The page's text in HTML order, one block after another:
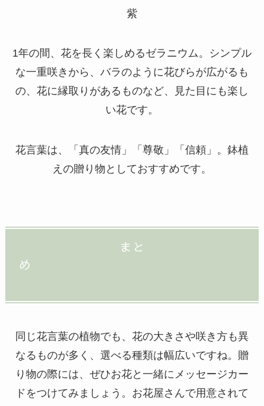
紫
1年の間、花を長く楽しめるゼラニウム。シンプル
な一重咲きから、バラのように花びらが広がるも
の、花に縁取りがあるものなど、見た目にも楽し
い花です。
花言葉は、「真の友情」「尊敬」「信頼」。鉢植
えの贈り物としておすすめです。
まと
め
同じ花言葉の植物でも、花の大きさや咲き方も異
なるものが多く、選べる種類は幅広いですね。贈
り物の際には、ぜひお花と一緒にメッセージカー
ドをつけてみましょう。お花屋さんで用意されて